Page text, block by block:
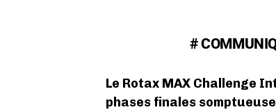
#
Le Rotax MAX Challenge
phases finales